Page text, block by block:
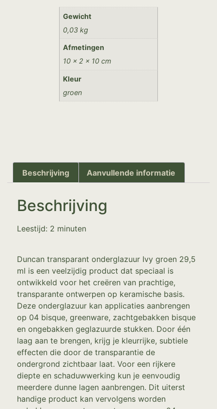
Gewicht
0,03 kg
Afmetingen
10 × 2 × 10 cm
Kleur
groen
Beschrijving Aanvullende informatie
Beschrijving
Leestijd: 2 minuten
Duncan transparant onderglazuur Ivy groen 29,5
ml is een veelzijdig product dat speciaal is
ontwikkeld voor het creëren van prachtige,
transparante ontwerpen op keramische basis.
Deze onderglazuur kan applicaties aanbrengen
op 04 bisque, greenware, zachtgebakken bisque
en ongebakken geglazuurde stukken. Door één
laag aan te brengen, krijg je kleurrijke, subtiele
effecten die door de transparantie de
ondergrond zichtbaar laat. Voor een rijkere
diepte en schaduwwerking kun je eenvoudig
meerdere dunne lagen aanbrengen. Dit uiterst
handige product kan vervolgens worden